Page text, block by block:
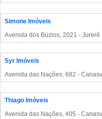
Simone Imóveis
Avenida dos Búzios, 2021 - Jurerê
Syr Imóveis
Avenida das Nações, 682 -
Thiago Imóveis
Avenida das Nações, 405 -